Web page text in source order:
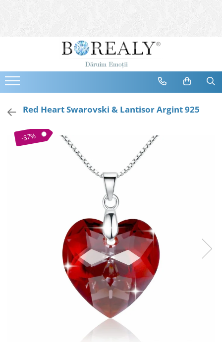
Bijuterii
Cercei
Bratari
Coliere
Brose
Tiare
Cele mai vandute
Red Heart Swarovski & Lantisor Argint 925
-37%